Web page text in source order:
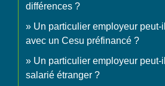
différences ?
Un particulier employeur
avec un Cesu préfinancé ?
Un particulier employeur peut-
salarié étranger ?